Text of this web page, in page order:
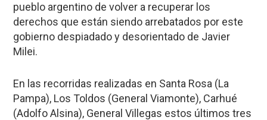
pueblo argentino de volver a recuperar los
derechos que están siendo arrebatados por este
gobierno despiadado y desorientado de Javier
Milei.
En las recorridas realizadas en Santa Rosa (La
Pampa), Los Toldos (General Viamonte), Carhué
(Adolfo Alsina), General Villegas estos últimos tres